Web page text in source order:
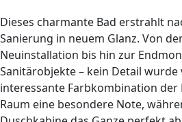
Dieses charmante Bad erstrahlt
Sanierung in neuem Glanz. Von
Neuinstallation bis hin zur
Sanitärobjekte – kein Detail
interessante Farbkombination der
Raum eine besondere Note,